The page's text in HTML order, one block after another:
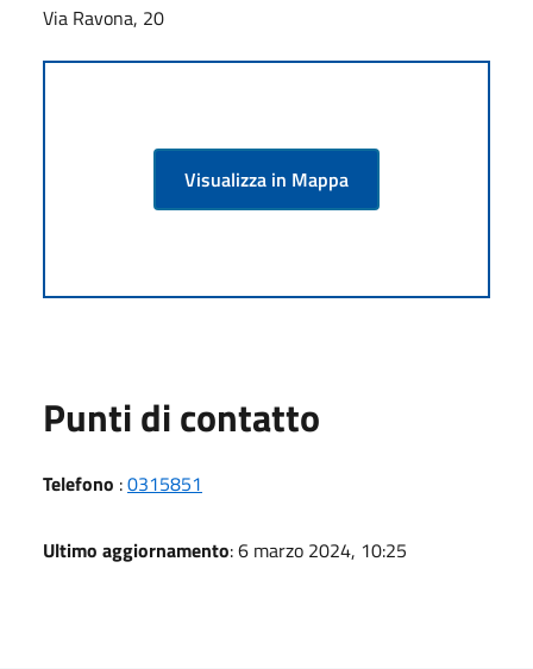
Via Ravona, 20
Visualizza in Mappa
Punti di contatto
Telefono :0315851
Ultimo aggiornamento: 6 marzo 2024, 10:25